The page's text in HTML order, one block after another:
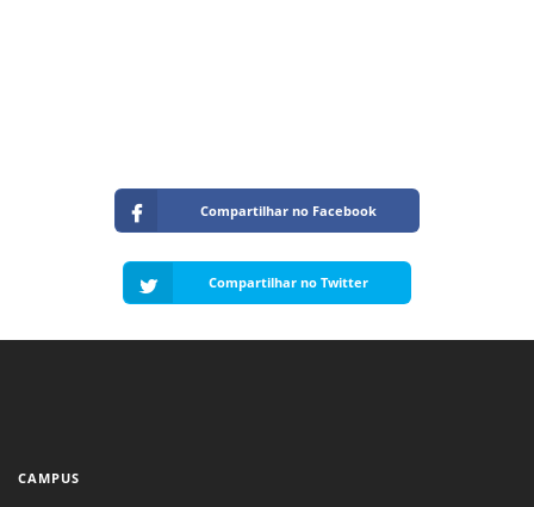
Compartilhar no Facebook
Compartilhar no Twitter
CAMPUS